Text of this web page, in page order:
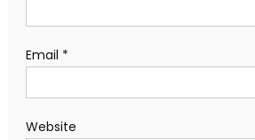
Email *
Website